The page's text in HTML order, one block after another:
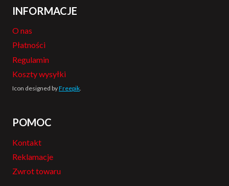
INFORMACJE
O nas
Płatności
Regulamin
Koszty wysyłki
Icon designed byFreepik.
POMOC
Kontakt
Reklamacje
Zwrot towaru